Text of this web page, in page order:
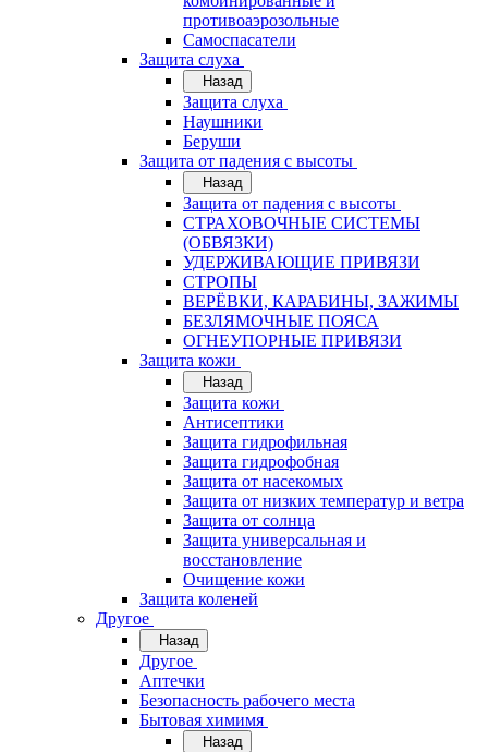
противоаэрозольные
Самоспасатели
Защита слуха
Назад
Защита слуха
Наушники
Беруши
Защита от падения с высоты
Назад
Защита от падения с высоты
СТРАХОВОЧНЫЕ СИСТЕМЫ
(ОБВЯЗКИ)
УДЕРЖИВАЮЩИЕ ПРИВЯЗИ
СТРОПЫ
ВЕРЁВКИ, КАРАБИНЫ, ЗАЖИМЫ
БЕЗЛЯМОЧНЫЕ ПОЯСА
ОГНЕУПОРНЫЕ ПРИВЯЗИ
Защита кожи
Назад
Защита кожи
Антисептики
Защита гидрофильная
Защита гидрофобная
Защита от насекомых
Защита от низких температур и ветра
Защита от солнца
Защита универсальная и
восстановление
Очищение кожи
Защита коленей
Другое
Назад
Другое
Аптечки
Безопасность рабочего места
Бытовая химимя
Назад